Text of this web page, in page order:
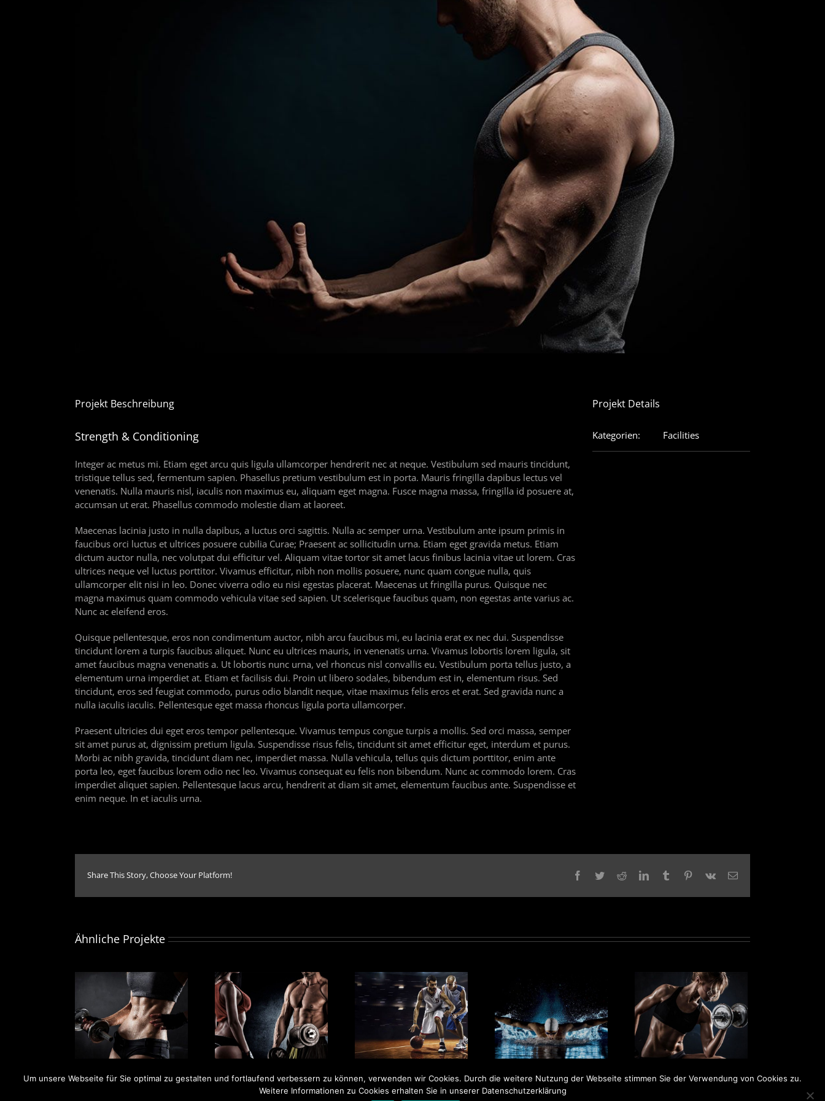
Projekt Beschreibung
Strength & Conditioning
Integer ac metus mi. Etiam eget arcu quis ligula ullamcorper hendrerit nec at neque. Vestibulum sed mauris tincidunt,
tristique tellus sed, fermentum sapien. Phasellus pretium vestibulum est in porta. Mauris fringilla dapibus lectus vel
venenatis. Nulla mauris nisl, iaculis non maximus eu, aliquam eget magna. Fusce magna massa, fringilla id posuere at,
accumsan ut erat. Phasellus commodo molestie diam at laoreet.
Maecenas lacinia justo in nulla dapibus, a luctus orci sagittis. Nulla ac semper urna. Vestibulum ante ipsum primis in
faucibus orci luctus et ultrices posuere cubilia Curae; Praesent ac sollicitudin urna. Etiam eget gravida metus. Etiam
dictum auctor nulla, nec volutpat dui efficitur vel. Aliquam vitae tortor sit amet lacus finibus lacinia vitae ut lorem. Cras
ultrices neque vel luctus porttitor. Vivamus efficitur, nibh non mollis posuere, nunc quam congue nulla, quis
ullamcorper elit nisi in leo. Donec viverra odio eu nisi egestas placerat. Maecenas ut fringilla purus. Quisque nec
magna maximus quam commodo vehicula vitae sed sapien. Ut scelerisque faucibus quam, non egestas ante varius ac.
Nunc ac eleifend eros.
Quisque pellentesque, eros non condimentum auctor, nibh arcu faucibus mi, eu lacinia erat ex nec dui. Suspendisse
tincidunt lorem a turpis faucibus aliquet. Nunc eu ultrices mauris, in venenatis urna. Vivamus lobortis lorem ligula, sit
amet faucibus magna venenatis a. Ut lobortis nunc urna, vel rhoncus nisl convallis eu. Vestibulum porta tellus justo, a
elementum urna imperdiet at. Etiam et facilisis dui. Proin ut libero sodales, bibendum est in, elementum risus. Sed
tincidunt, eros sed feugiat commodo, purus odio blandit neque, vitae maximus felis eros et erat. Sed gravida nunc a
nulla iaculis iaculis. Pellentesque eget massa rhoncus ligula porta ullamcorper.
Praesent ultricies dui eget eros tempor pellentesque. Vivamus tempus congue turpis a mollis. Sed orci massa, semper
sit amet purus at, dignissim pretium ligula. Suspendisse risus felis, tincidunt sit amet efficitur eget, interdum et purus.
Morbi ac nibh gravida, tincidunt diam nec, imperdiet massa. Nulla vehicula, tellus quis dictum porttitor, enim ante
porta leo, eget faucibus lorem odio nec leo. Vivamus consequat eu felis non bibendum. Nunc ac commodo lorem. Cras
imperdiet aliquet sapien. Pellentesque lacus arcu, hendrerit at diam sit amet, elementum faucibus ante. Suspendisse et
enim neque. In et iaculis urna.
Projekt Details
Kategorien: Facilities
Share This Story, Choose Your Platform! Facebook
TwitterRedditLinkedInTumblr Pinterest
Vk
E-
Ähnliche Projekte
Personal Training Sport Classes Swimming Pool Performance Gym
Um unsere Webseite für Sie optimal zu gestalten und fortlaufend verbessern zu können, verwenden wir Cookies. Durch die weitere Nutzung der Webseite stimmen Sie der Verwendung von Cookies zu.
Weitere Informationen zu Cookies erhalten Sie in unserer Datenschutzerklärung